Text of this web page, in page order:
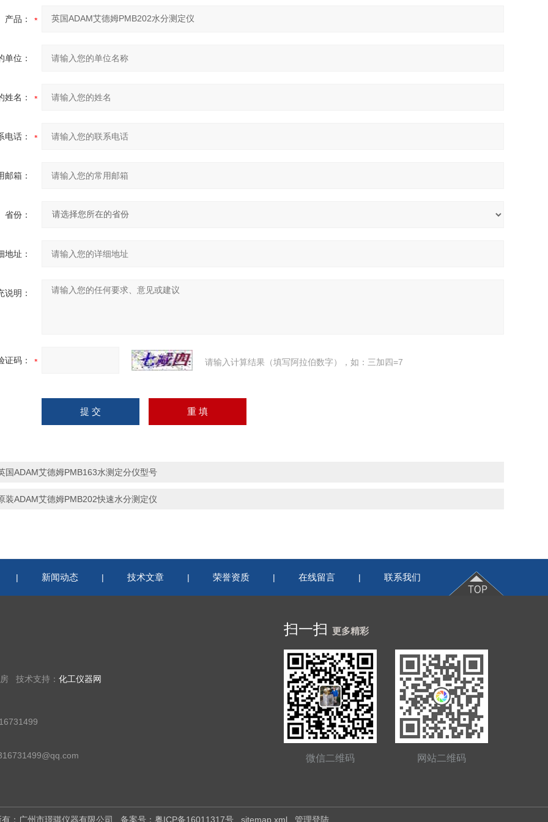
产品：
单位：
姓名：
电话：
邮箱：
省份：
地址：
说明：
证码： 请输入计算结果（填写阿拉伯数字），如：三加四=7
国ADAM艾德姆PMB163水测定分仪型号
装ADAM艾德姆PMB202快速水分测定仪
| 新闻动态 | 技术文章 | 荣誉资质 | 在线留言 | 联系我们
技术支持： 化工仪器网
扫一扫 更多精彩
微信二维码 网站二维码
：广州市璟骐仪器有限公司 备案号：粤ICP备16011317号 sitemap.xml 管理登陆